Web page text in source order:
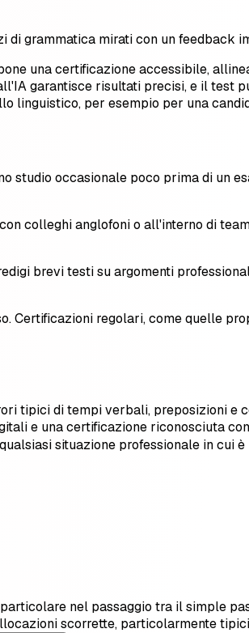
di grammatica mirati con un feedback
una certificazione accessibile,
garantisce risultati precisi, e il test
linguistico, per esempio per una
studio occasionale poco prima di un
colleghi anglofoni o all'interno di
brevi testi su argomenti
Certificazioni regolari, come quelle
tipici di tempi verbali, preposizioni
e una certificazione riconosciuta
situazione professionale in cui
nel passaggio tra il simple
scorrette, particolarmente